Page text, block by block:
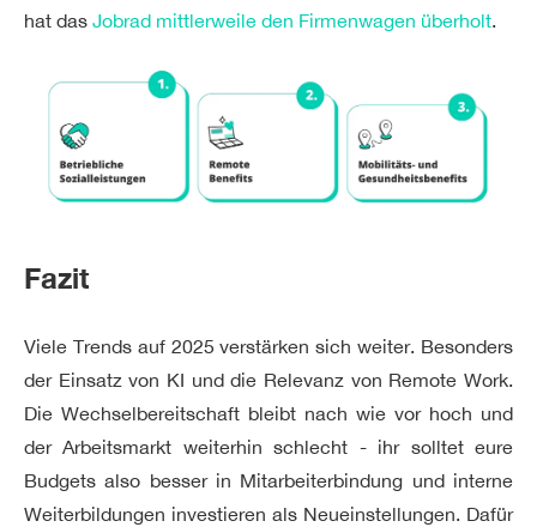
hat das Jobrad mittlerweile den Firmenwagen überholt.
Fazit
Viele Trends auf 2025 verstärken sich weiter. Besonders
der Einsatz von KI und die Relevanz von Remote Work.
Die Wechselbereitschaft bleibt nach wie vor hoch und
der Arbeitsmarkt weiterhin schlecht - ihr solltet eure
Budgets also besser in Mitarbeiterbindung und interne
Weiterbildungen investieren als Neueinstellungen. Dafür